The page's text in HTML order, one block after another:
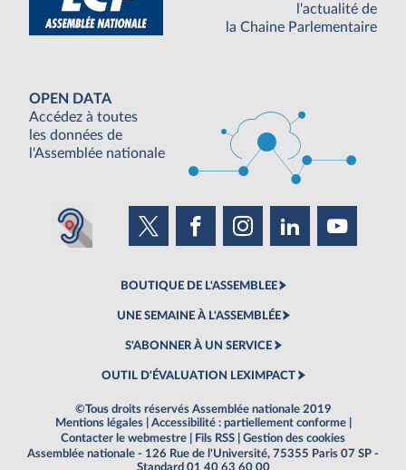
l'actualité de
la Chaine Parlementaire
OPEN DATA
Accédez à toutes
les données de
l'Assemblée nationale
BOUTIQUE DE L'ASSEMBLEE
UNE SEMAINE À L'ASSEMBLÉE
S'ABONNER À UN SERVICE
OUTIL D'ÉVALUATION LEXIMPACT
©Tous droits réservés Assemblée nationale 2019
Mentions légales
Accessibilité : partiellement conforme
Contacter le webmestre
Fils RSS
Gestion des cookies
Assemblée nationale - 126 Rue de l'Université, 75355 Paris 07 SP -
Standard 01 40 63 60 00